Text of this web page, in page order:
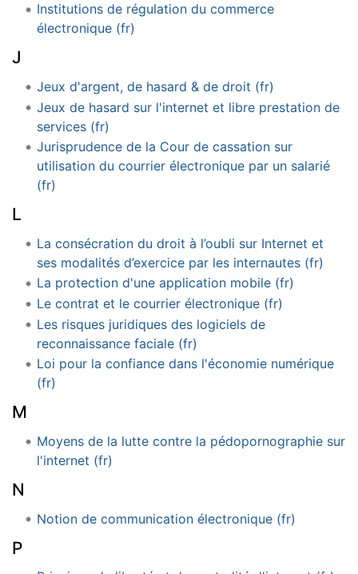
Institutions de régulation du commerce
électronique (fr)
J
Jeux d'argent, de hasard & de droit (fr)
Jeux de hasard sur l'internet et libre prestation de
services (fr)
Jurisprudence de la Cour de cassation sur
utilisation du courrier électronique par un salarié
(fr)
L
La consécration du droit à l’oubli sur Internet et
ses modalités d’exercice par les internautes (fr)
La protection d'une application mobile (fr)
Le contrat et le courrier électronique (fr)
Les risques juridiques des logiciels de
reconnaissance faciale (fr)
Loi pour la confiance dans l'économie numérique
(fr)
M
Moyens de la lutte contre la pédopornographie sur
l'internet (fr)
N
Notion de communication électronique (fr)
P